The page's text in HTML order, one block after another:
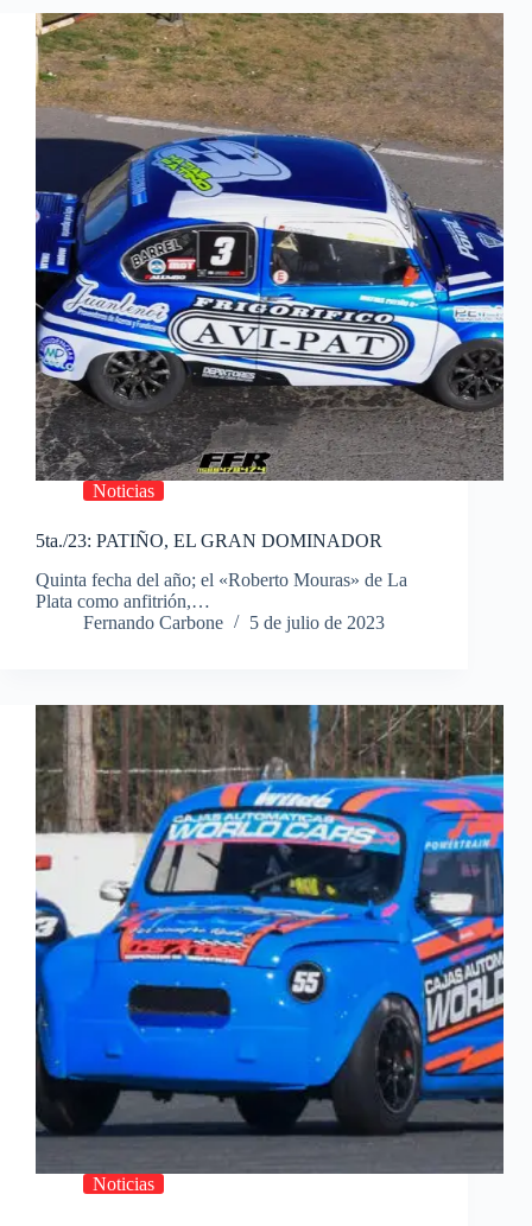
Noticias
5ta./23: PATIÑO, EL GRAN DOMINADOR
Quinta fecha del año; el «Roberto Mouras» de La
Plata como anfitrión,…
Fernando Carbone
5 de julio de 2023
Noticias